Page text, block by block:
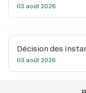
03 août 2026
Décision des
03 août 2026